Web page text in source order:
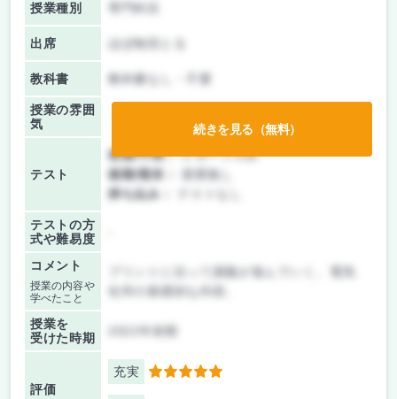
授業種別
出席 ほぼ毎回とる
教科書 教科書なし・不要
授業の雰囲
気
テスト
前期/中間：レポートのみ
後期/期末：
授業無し
持ち込み：
テストの方
式や難易度
コメント
授業の内容や
学べたこと
プリントに沿って講義が進んでいく。電気
授業を
受けた時期
評価
充実 5
続きを見る（無料）